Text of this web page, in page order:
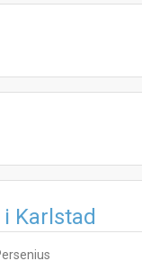
Karlstad